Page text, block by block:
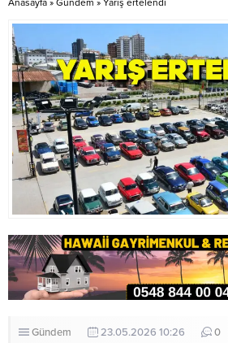
çocuğuna karşı 3 ila...
Anasayfa » Gündem » Yarış ertelendi
Gündem 23.05.2026 10:26 0